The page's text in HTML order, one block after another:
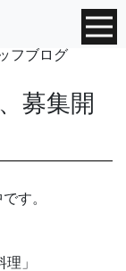
フブログ
募集開
す。
」